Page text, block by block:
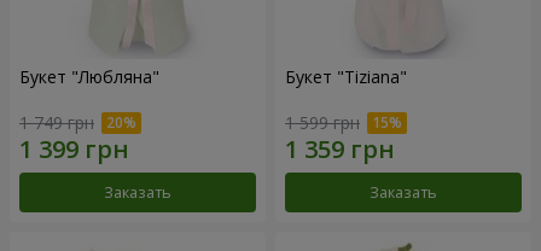
Букет "Любляна"
1 749 грн
Заказать
Букет "Tiziana"
1 599 грн
Заказать